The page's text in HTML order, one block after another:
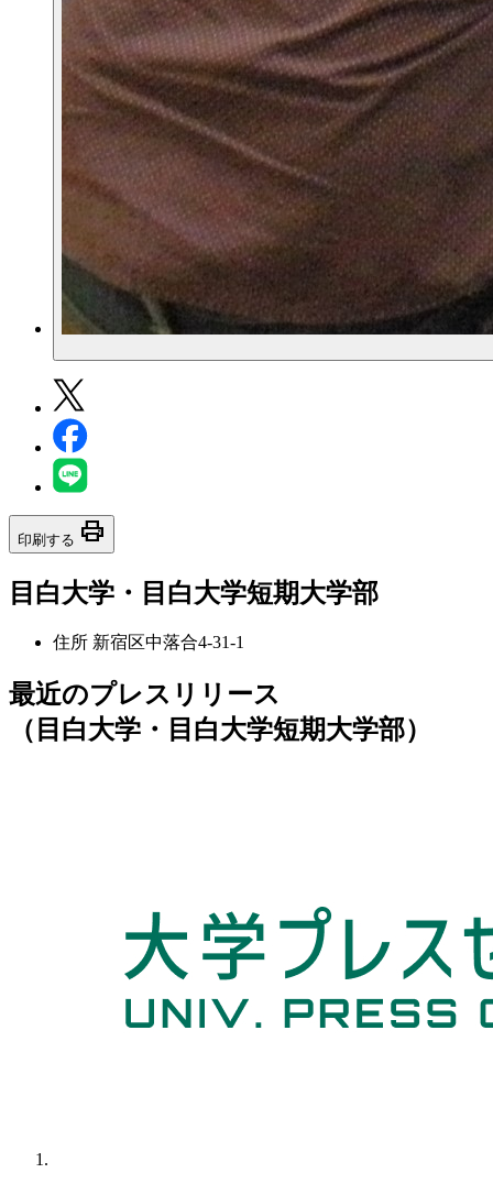
印刷する print
目白大学・目白大学短期大学部
住所 新宿区中落合4-31-1
最近のプレスリリース
（目白大学・目白大学短期大学部）